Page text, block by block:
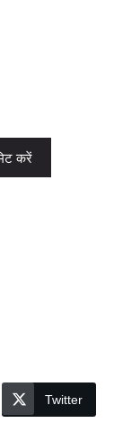
करें
Twitter